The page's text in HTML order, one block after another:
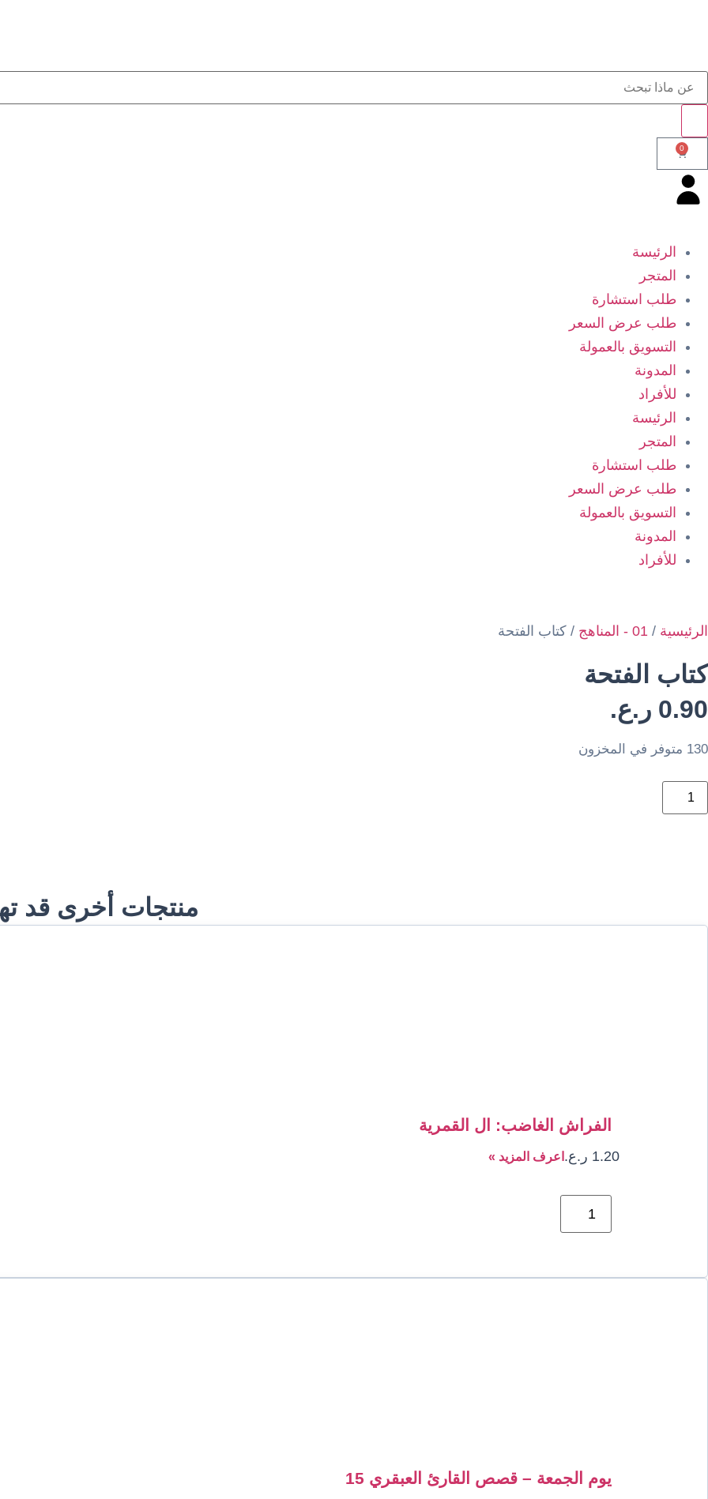
0
الرئيسة
المتجر
طلب استشارة
طلب عرض السعر
التسويق بالعمولة
المدونة
للأفراد
الرئيسة
المتجر
طلب استشارة
طلب عرض السعر
التسويق بالعمولة
المدونة
للأفراد
الرئيسية / 01 - المناهج / كتاب الفتحة
كتاب الفتحة
0.90 ر.ع.
130 متوفر في المخزون
منتجات أخرى قد
الفراش الغاضب: ال القمرية
1.20 ر.ع. اعرف المزيد »
يوم الجمعة – قصص القارئ العبقري 15